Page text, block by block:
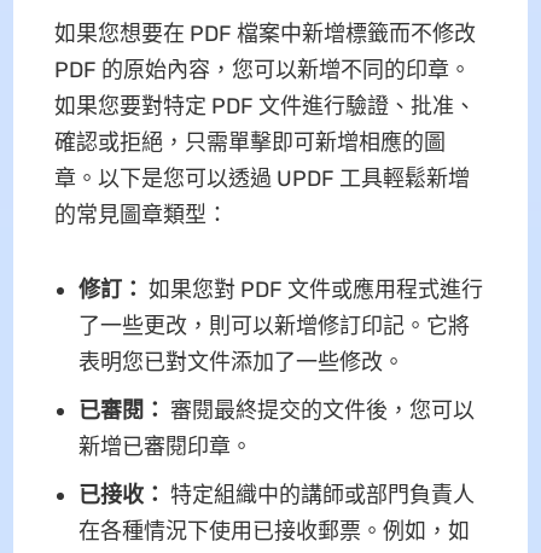
如果您想要在 PDF 檔案中新增標籤而不修改
PDF 的原始內容，您可以新增不同的印章。
如果您要對特定 PDF 文件進行驗證、批准、
確認或拒絕，只需單擊即可新增相應的圖
章。以下是您可以透過 UPDF 工具輕鬆新增
的常見圖章類型：
修訂： 如果您對 PDF 文件或應用程式進行
了一些更改，則可以新增修訂印記。它將
表明您已對文件添加了一些修改。
已審閱： 審閱最終提交的文件後，您可以
新增已審閱印章。
已接收： 特定組織中的講師或部門負責人
在各種情況下使用已接收郵票。例如，如